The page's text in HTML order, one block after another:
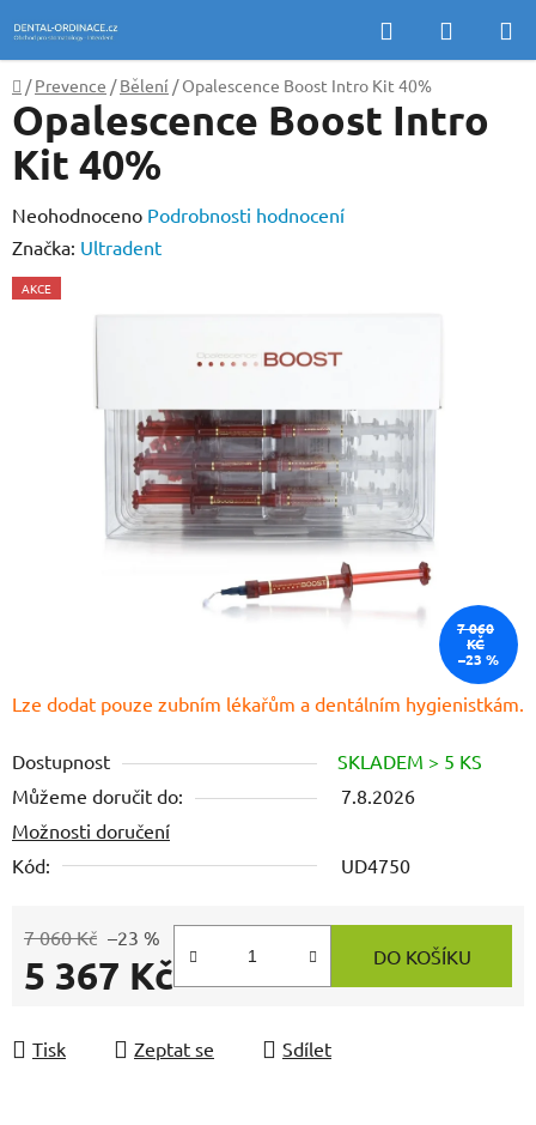
na
obsah
Hledat
KOŠÍK
Domů
/ Prevence / Bělení / Opalescence Boost Intro Kit 40%
Lze dodat pouze zubním lékařům a dentálním hygienistkám.
Dostupnost
SKLADEM > 5 KS
Můžeme doručit do:
7.8.2026
Možnosti doručení
Kód:
UD4750
7 060 Kč –23 %
5 367 Kč DO KOŠÍKU
Tisk Zeptat se Sdílet
Opalescence Boost Intro
Kit 40%
Průměrné
hodnocení
produktu
Neohodnoceno Podrobnosti hodnocení
Značka: Ultradent
AKCE
7 060
KČ
–23 %